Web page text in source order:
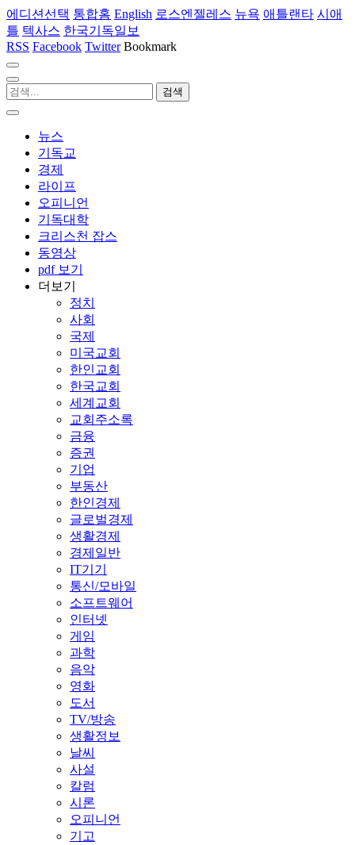
에디션선택 통합홈 English 로스엔젤레스 뉴욕 애틀랜타 시애
틀 텍사스 한국기독일보
RSS Facebook Twitter Bookmark
뉴스
기독교
경제
라이프
오피니언
기독대학
크리스천 잡스
동영상
pdf 보기
더보기
정치
사회
국제
미국교회
한인교회
한국교회
세계교회
교회주소록
금융
증권
기업
부동산
한인경제
글로벌경제
생활경제
경제일반
IT기기
통신/모바일
소프트웨어
인터넷
게임
과학
음악
영화
도서
TV/방송
생활정보
날씨
사설
칼럼
시론
오피니언
기고